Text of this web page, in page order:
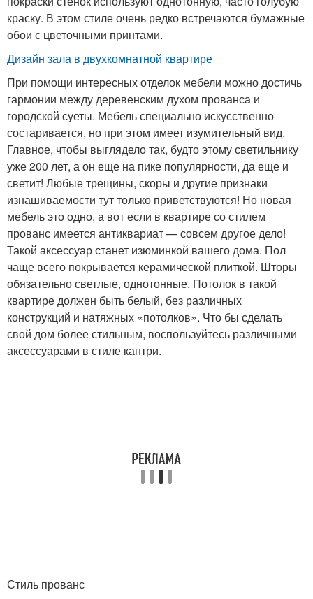
краску. В этом стиле очень редко встречаются бумажные
обои с цветочными принтами.
Дизайн зала в двухкомнатной квартире
При помощи интересных отделок мебели можно достичь
гармонии между деревенским духом прованса и
городской суеты. Мебель специально искусственно
состаривается, но при этом имеет изумительный вид.
Главное, чтобы выглядело так, будто этому светильнику
уже 200 лет, а он еще на пике популярности, да еще и
светит! Любые трещины, скоры и другие признаки
изнашиваемости тут только приветствуются! Но новая
мебель это одно, а вот если в квартире со стилем
прованс имеется антиквариат — совсем другое дело!
Такой аксессуар станет изюминкой вашего дома. Пол
чаще всего покрывается керамической плиткой. Шторы
обязательно светлые, однотонные. Потолок в такой
квартире должен быть белый, без различных
конструкций и натяжных «потолков». Что бы сделать
свой дом более стильным, воспользуйтесь различными
аксессуарами в стиле кантри.
Стиль прованс